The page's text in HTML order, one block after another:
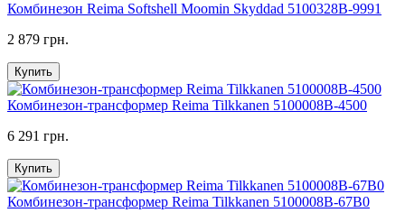
Комбинезон Reima Softshell Moomin Skyddad 5100328B-9991
2 879 грн.
Купить
Комбинезон-трансформер Reima Tilkkanen 5100008B-4500
6 291 грн.
Купить
Комбинезон-трансформер Reima Tilkkanen 5100008B-67B0